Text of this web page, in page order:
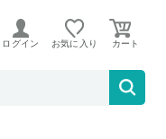
ログイン お気に入り